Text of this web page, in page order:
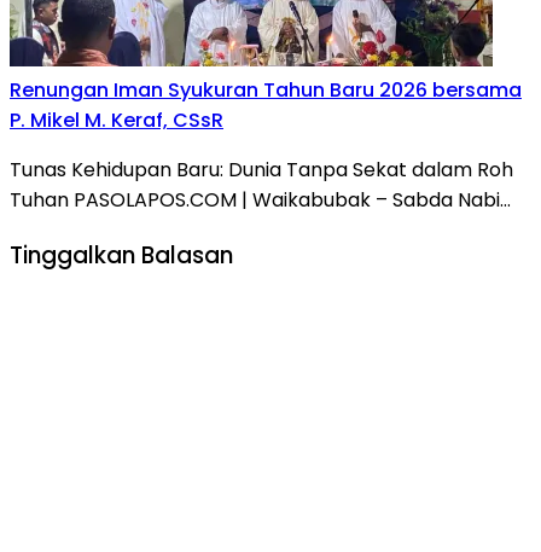
Renungan Iman Syukuran Tahun Baru 2026 bersama
P. Mikel M. Keraf, CSsR
Tunas Kehidupan Baru: Dunia Tanpa Sekat dalam Roh
Tuhan PASOLAPOS.COM | Waikabubak – Sabda Nabi…
Tinggalkan Balasan